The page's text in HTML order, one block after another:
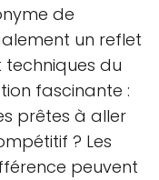
de
un reflet
du
fascinante :
prêtes à aller
? Les
peuvent